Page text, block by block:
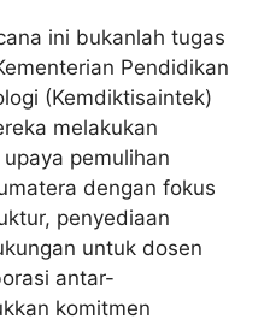
ini bukanlah tugas
Pendidikan
(Kemdiktisaintek)
melakukan
pemulihan
dengan fokus
penyediaan
untuk dosen
antar-
komitmen